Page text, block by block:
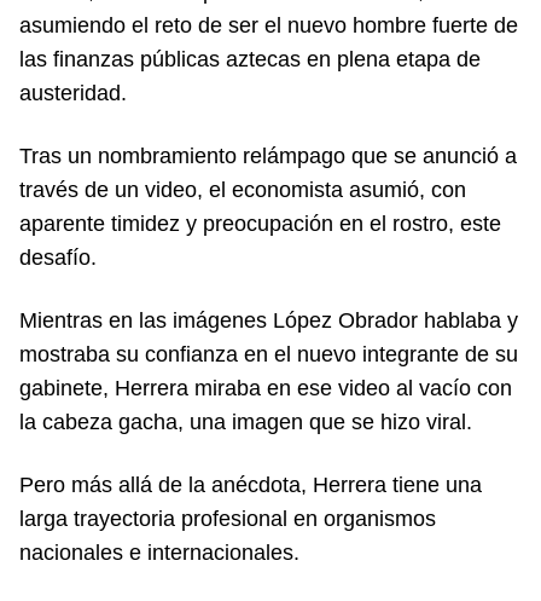
asumiendo el reto de ser el nuevo hombre fuerte de
las finanzas públicas aztecas en plena etapa de
austeridad.
Tras un nombramiento relámpago que se anunció a
través de un video, el economista asumió, con
aparente timidez y preocupación en el rostro, este
desafío.
Mientras en las imágenes López Obrador hablaba y
mostraba su confianza en el nuevo integrante de su
gabinete, Herrera miraba en ese video al vacío con
la cabeza gacha, una imagen que se hizo viral.
Pero más allá de la anécdota, Herrera tiene una
larga trayectoria profesional en organismos
nacionales e internacionales.